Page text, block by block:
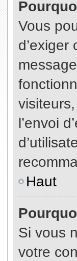
Vous
l’envoi
Haut
Si vous
votre